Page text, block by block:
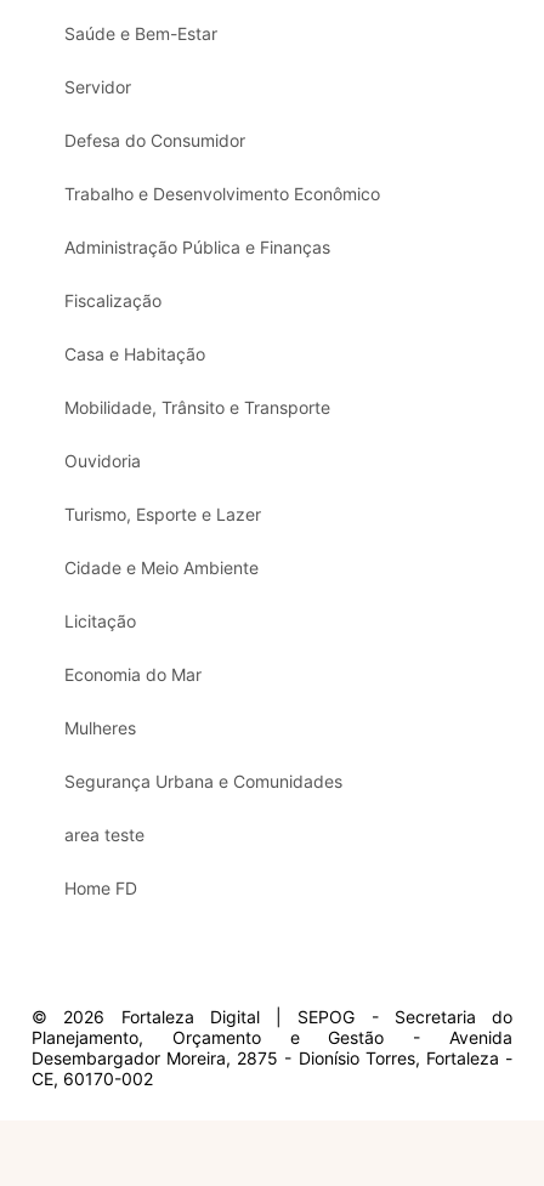
Saúde e Bem-Estar
Servidor
Defesa do Consumidor
Trabalho e Desenvolvimento Econômico
Administração Pública e Finanças
Fiscalização
Casa e Habitação
Mobilidade, Trânsito e Transporte
Ouvidoria
Turismo, Esporte e Lazer
Cidade e Meio Ambiente
Licitação
Economia do Mar
Mulheres
Segurança Urbana e Comunidades
area teste
Home FD
© 2026 Fortaleza Digital | SEPOG - Secretaria do
Planejamento, Orçamento e Gestão - Avenida
Desembargador Moreira, 2875 - Dionísio Torres, Fortaleza -
CE, 60170-002